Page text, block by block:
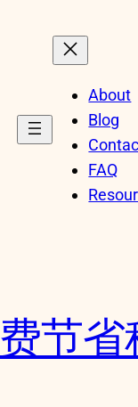
About
Blog
FAQ
节